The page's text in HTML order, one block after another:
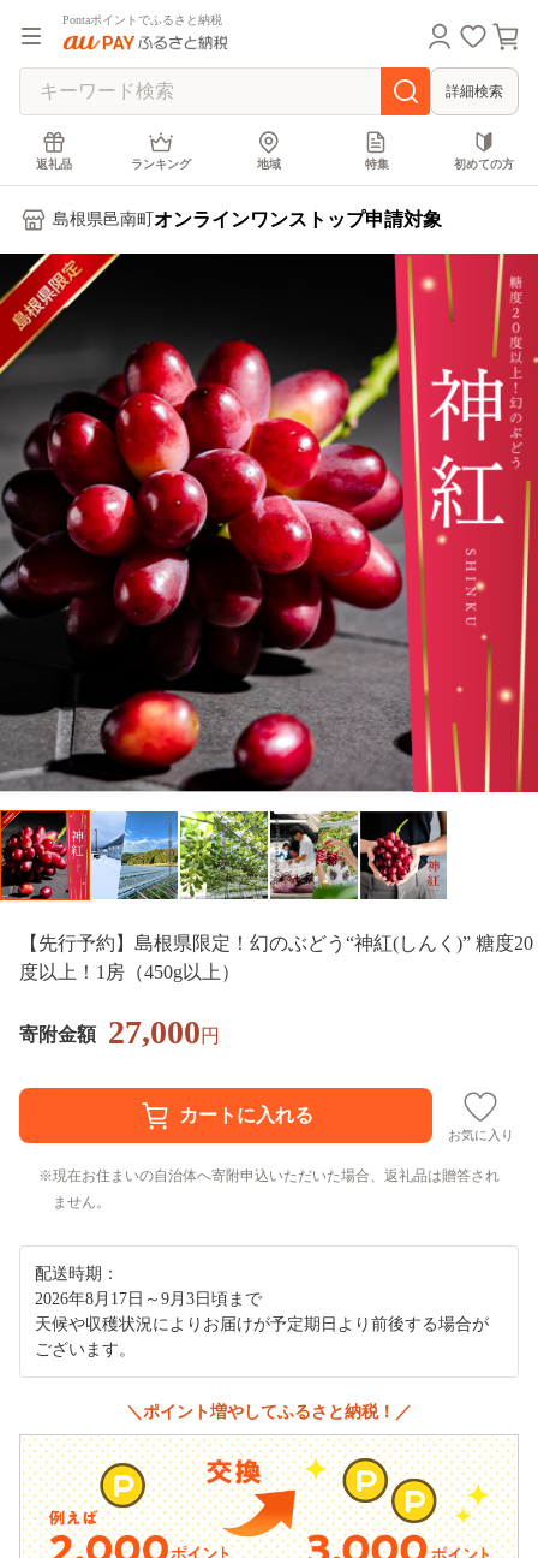
Pontaポイントでふるさと納税
詳細検索
返礼品 ランキング 地域 特集 初めての方
島根県邑南町 オンラインワンストップ申請対象
【先行予約】島根県限定！幻のぶどう“神紅(しんく)” 糖度20
度以上！1房（450g以上）
寄附金額 27,000円
お気に入り
現在お住まいの自治体へ寄附申込いただいた場合、返礼品は贈答され
ません。
配送時期：
2026年8月17日～9月3日頃まで
天候や収穫状況によりお届けが予定期日より前後する場合が
ございます。
＼ポイント増やしてふるさと納税！／